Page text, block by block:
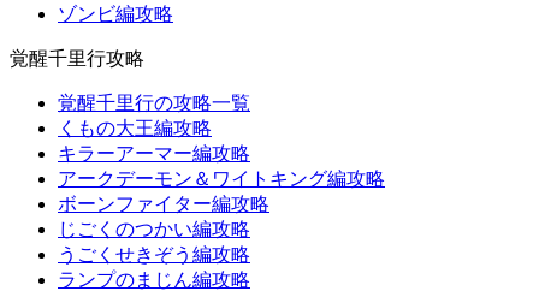
ゾンビ編攻略
覚醒千里行攻略
覚醒千里行の攻略一覧
くもの大王編攻略
キラーアーマー編攻略
アークデーモン＆ワイトキング編攻略
ボーンファイター編攻略
じごくのつかい編攻略
うごくせきぞう編攻略
ランプのまじん編攻略